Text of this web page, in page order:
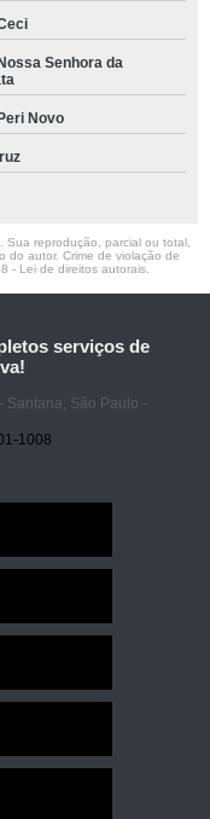
Senhora da
Novo
reprodução, parcial ou total,
do autor. Crime de violação de
- Lei de direitos autorais
serviços de
Santana, São Paulo -
1008